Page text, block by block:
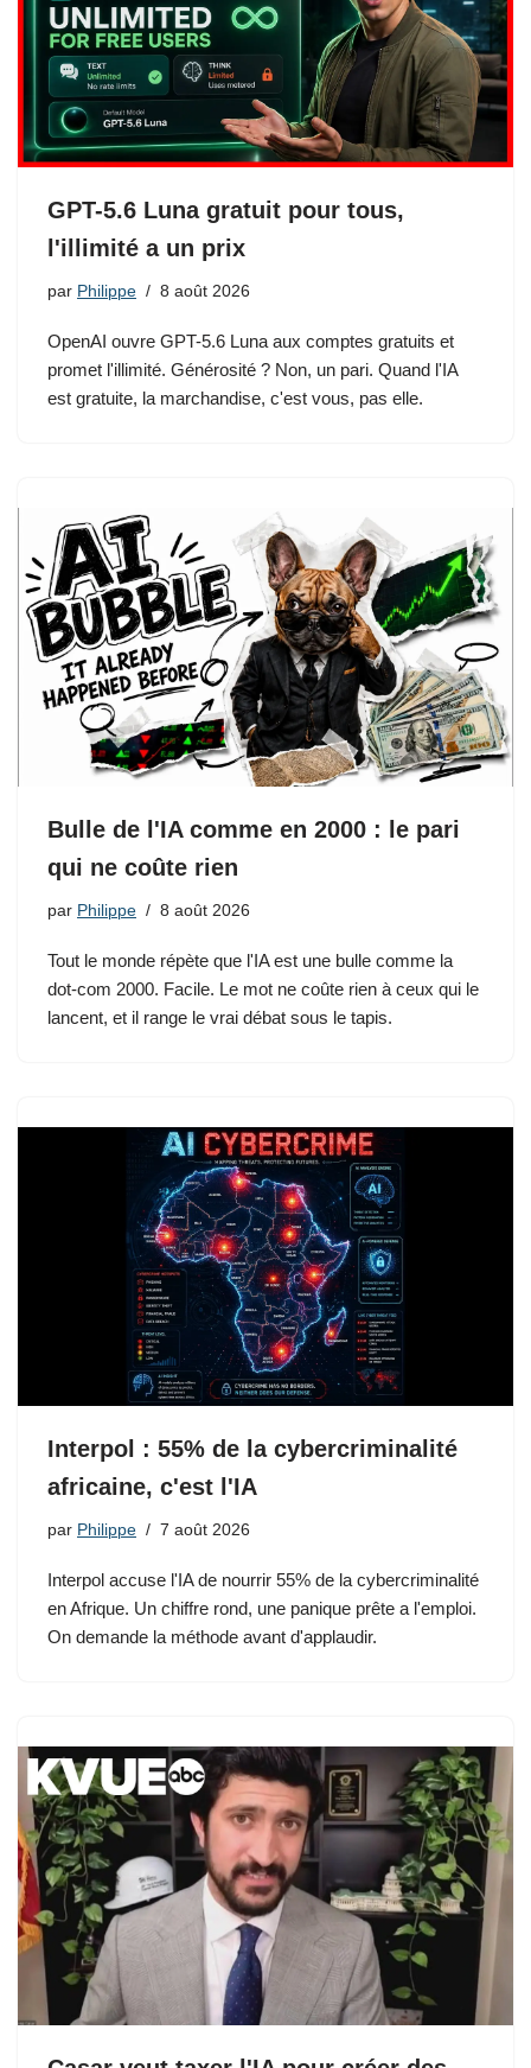
GPT-5.6 Luna gratuit pour tous,
l'illimité a un prix
par Philippe 8 août 2026
OpenAI ouvre GPT-5.6 Luna aux comptes gratuits et
promet l'illimité. Générosité ? Non, un pari. Quand l'IA
est gratuite, la marchandise, c'est vous, pas elle.
Bulle de l'IA comme en 2000 : le pari
qui ne coûte rien
par Philippe 8 août 2026
Tout le monde répète que l'IA est une bulle comme la
dot-com 2000. Facile. Le mot ne coûte rien à ceux qui le
lancent, et il range le vrai débat sous le tapis.
Interpol : 55% de la cybercriminalité
africaine, c'est l'IA
par Philippe 7 août 2026
Interpol accuse l'IA de nourrir 55% de la cybercriminalité
en Afrique. Un chiffre rond, une panique prête a l'emploi.
On demande la méthode avant d'applaudir.